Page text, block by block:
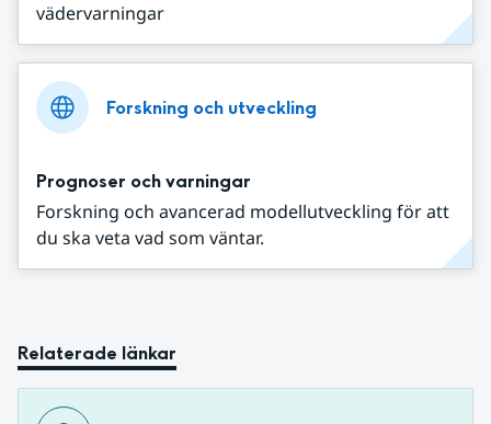
vädervarningar
Forskning och utveckling
Prognoser och varningar
Forskning och avancerad modellutveckling för att
du ska veta vad som väntar.
Relaterade länkar